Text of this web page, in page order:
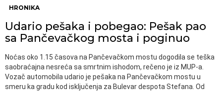
HRONIKA
Udario pešaka i pobegao: Pešak pao
sa Pančevačkog mosta i poginuo
Noćas oko 1.15 časova na Pančevačkom mostu dogodila se teška
saobraćajna nesreća sa smrtnim ishodom, rečeno je iz MUP-a.
Vozač automobila udario je pešaka na Pančevačkom mostu u
smeru ka gradu kod isključenja za Bulevar despota Stefana. Od